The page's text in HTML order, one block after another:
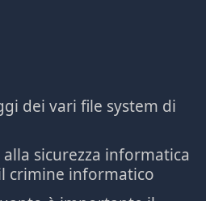
dei vari file system di
sicurezza informatica
crimine informatico